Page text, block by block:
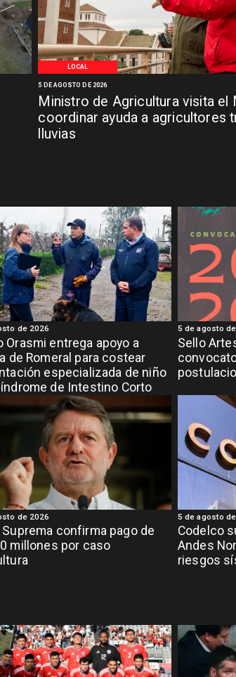
LOCAL
Ministro de Agricultura visita el
coordinar ayuda a agricultores
lluvias
5 DE AGOSTO DE 2026
Orasmi entrega apoyo a
de Romeral para costear
especializada de niño
de Intestino Corto
de 2026
Sello
5 de agosto
Suprema confirma pago de
millones por caso
de 2026
Codelco
Andes
riesgos
5 de agosto